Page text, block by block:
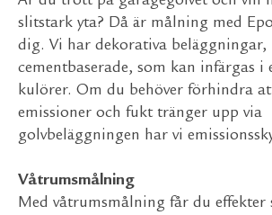
slitstark yta? Då är målning med
dig. Vi har dekorativa beläggningar,
cementbaserade, som kan infärgas
kulörer. Om du behöver förhindra
emissioner och fukt tränger upp via
golvbeläggningen har vi
Våtrumsmålning
Med våtrumsmålning får du